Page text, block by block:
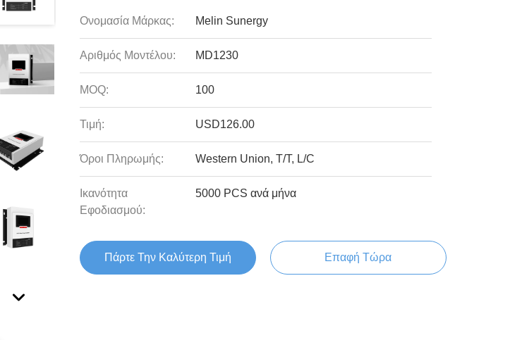
Ονομασία Μάρκας: Melin Sunergy
Αριθμός Μοντέλου: MD1230
MOQ: 100
Τιμή: USD126.00
Όροι Πληρωμής: Western Union, T/T, L/C
Ικανότητα
Εφοδιασμού:
5000 PCS ανά μήνα
Πάρτε Την Καλύτερη Τιμή Επαφή Τώρα